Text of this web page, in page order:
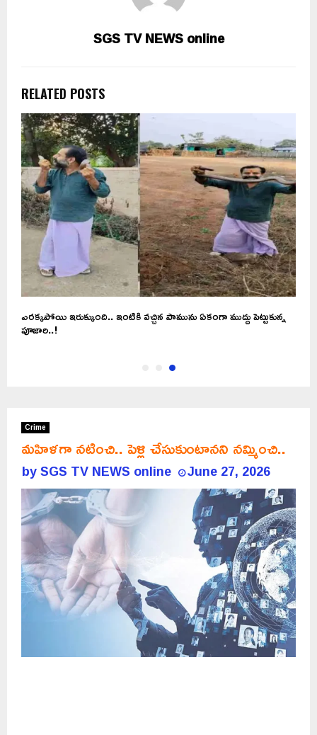
SGS TV NEWS online
RELATED POSTS
ఎరక్కపోయి ఇరుక్కుంది.. ఇంటికి వచ్చిన పామును ఏకంగా ముద్దు పెట్టుకున్న
పూజారి..!
Crime
మహిళగా నటించి.. పెళ్లి చేసుకుంటానని నమ్మించి..
bySGS TV NEWS online June 27, 2026